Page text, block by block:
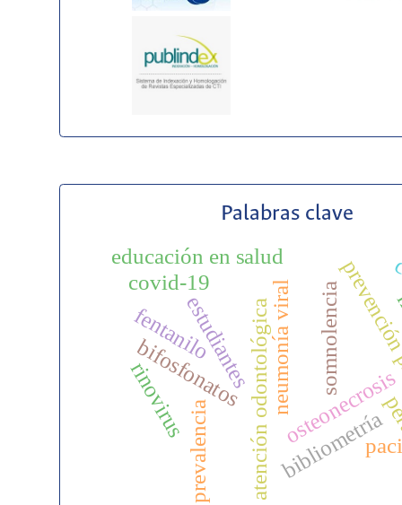
Palabras clave
bifosfonatos osteonecrosis
atención odontológica somnolencia
estudiantes
prevalencia
covid-19
rinovirus neumonía viral
bibliometría
educación en salud
fentanilo